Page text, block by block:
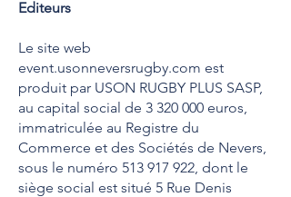
Editeurs
Le site web
event.usonneversrugby.com est
produit par USON RUGBY PLUS SASP,
au capital social de 3 320 000 euros,
immatriculée au Registre du
Commerce et des Sociétés de Nevers,
sous le numéro 513 917 922, dont le
siège social est situé 5 Rue Denis